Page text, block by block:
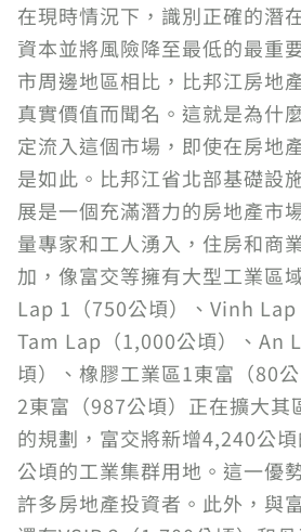
在現時情況下，識別正確的潛
資本並將風險降至最低的最重
市周邊地區相比，比邦江房地
真實價值而聞名。這就是為什
定流入這個市場，即使在房地
是如此。比邦江省北部基礎設
展是一個充滿潛力的房地產市
量專家和工人湧入，住房和商
加，像富交等擁有大型工業區
Lap 1（750公頃）、Vinh Lap
Tam Lap（1,000公頃）、An
頃）、橡膠工業區1東富（80
2東富（987公頃）正在擴大其
的規劃，富交將新增4,240公
公頃的工業集群用地。這一優
許多房地產投資者。此外，與